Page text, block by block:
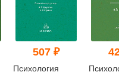
507 ₽
Психология